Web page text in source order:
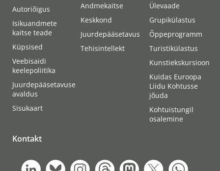
Autoriõigus
Isikuandmete
kaitse teade
Küpsised
Veebisaidi
keelepoliitika
Juurdepääsetavuse
avaldus
Sisukaart
Andmekaitse
Keskkond
Juurdepääsetavus
Tehisintellekt
Ülevaade
Grupikülastus
Õppeprogramm
Turistikülastus
Kunstiekskursioon
Kuidas Euroopa
Liidu Kohtusse
jõuda
Kohtuistungil
osalemine
Kontakt